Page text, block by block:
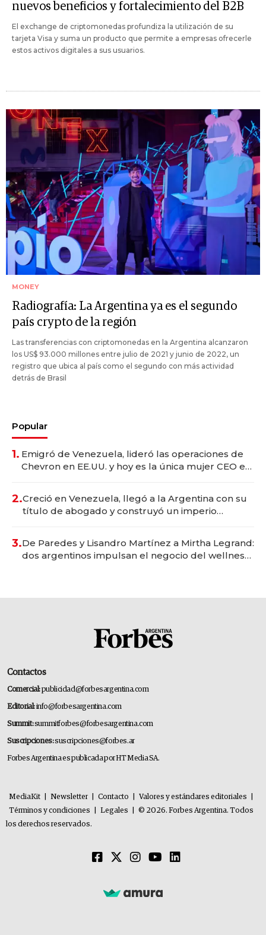
nuevos beneficios y fortalecimiento del B2B
El exchange de criptomonedas profundiza la utilización de su
tarjeta Visa y suma un producto que permite a empresas ofrecerle
estos activos digitales a sus usuarios.
MONEY
Radiografía: La Argentina ya es el segundo
país crypto de la región
Las transferencias con criptomonedas en la Argentina alcanzaron
los US$ 93.000 millones entre julio de 2021 y junio de 2022, un
registro que ubica al país como el segundo con más actividad
detrás de Brasil
Popular
1. Emigró de Venezuela, lideró las operaciones de
Chevron en EE.UU. y hoy es la única mujer CEO en
2.Creció en Venezuela, llegó a la Argentina con su
título de abogado y construyó un imperio
3.De Paredes y Lisandro Martínez a Mirtha Legrand:
dos argentinos impulsan el negocio del wellness
Contactos
Comercial:publicidad@forbesargentina.com
Editorial:info@forbesargentina.com
Summit:summitforbes@forbesargentina.com
Suscripciones:suscripciones@forbes.ar
Forbes Argentina es publicada por HT Media SA.
MediaKit Newsletter Contacto Valores y estándares editoriales
Términos y condiciones
Legales
© 2026. Forbes Argentina. Todos
los derechos reservados.